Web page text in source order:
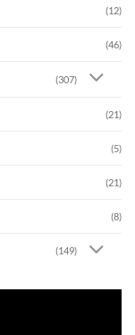
(12)
(46)
(307)
(21)
(5)
(21)
(8)
(149)